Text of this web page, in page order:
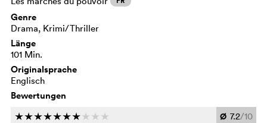
Genre
Drama, Krimi/Thriller
Länge
101 Min.
Originalsprache
Englisch
Bewertungen
ccccccc c c c Ø 7.2/10